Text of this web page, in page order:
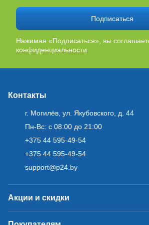
Подписаться
Нажимая «Подписаться», вы
конфиденциальности
Контакты
г. Могилёв, ул. Якубовского, д. 44
Пн-Вс: с 08:00 до 21:00
+375 44 595-49-54
+375 44 595-49-54
support@p24.by
Акции и скидки